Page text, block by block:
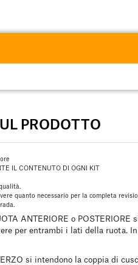
PRODOTTO
IL CONTENUTO DI OGNI KIT
quanto necessario per la completa
ANTERIORE o POSTERIORE
per entrambi i lati della ruota.
si intendono la coppia di